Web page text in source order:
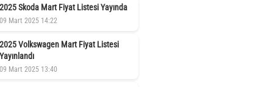
2025 Skoda Mart Fiyat Listesi Yayında
09 Mart 2025 14:22
2025 Volkswagen Mart Fiyat Listesi
Yayınlandı
09 Mart 2025 13:40